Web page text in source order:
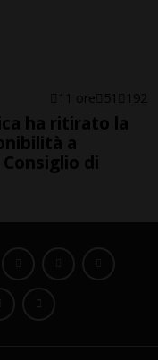
11 ore 51 192
ha ritirato la
a
di